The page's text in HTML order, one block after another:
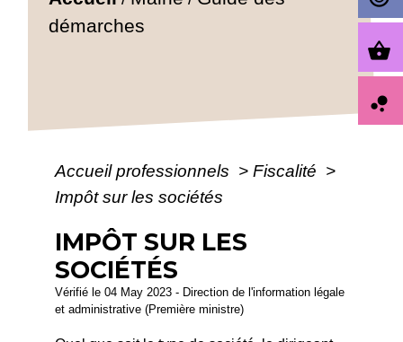
démarches
Accueil professionnels > Fiscalité >
Impôt sur les sociétés
IMPÔT SUR LES
SOCIÉTÉS
Vérifié le 04 May 2023 - Direction de l'information légale
et administrative (Première ministre)
shopping_basket
bubble_chart